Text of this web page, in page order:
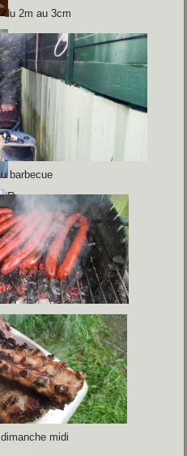
du 2m au 3cm
barbecue
midi